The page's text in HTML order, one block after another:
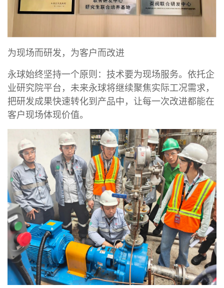
为现场而研发，为客户而改进
永球始终坚持一个原则：技术要为现场服务。依托企
业研究院平台，未来永球将继续聚焦实际工况需求，
把研发成果快速转化到产品中，让每一次改进都能在
客户现场体现价值。